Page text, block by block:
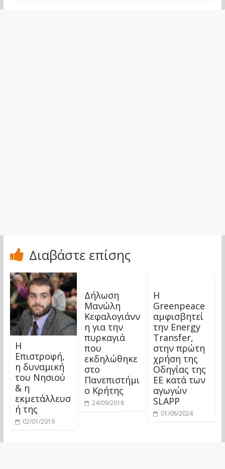
Διαβάστε επίσης
Η
Επιστροφή,
η δυναμική
του Νησιού
& η
εκμετάλλευσ
ή της
02/01/2019
Δήλωση
Μανώλη
Κεφαλογιάνν
η για την
πυρκαγιά
που
εκδηλώθηκε
στο
Πανεπιστήμι
ο Κρήτης
24/09/2018
Η
Greenpeace
αμφισβητεί
την Energy
Transfer,
στην πρώτη
χρήση της
Οδηγίας της
ΕΕ κατά των
αγωγών
SLAPP
01/08/2024